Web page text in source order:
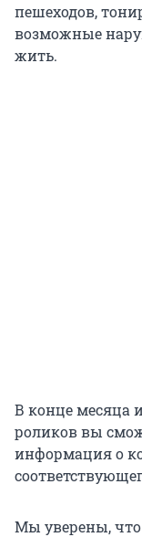
пешеходов,
возможные
жить.
В конце месяца
роликов вы
информация о
Мы уверены, что